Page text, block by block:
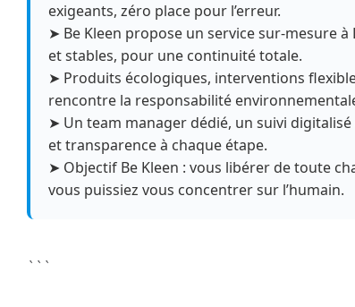
exigeants, zéro place pour l’erreur.
➤ Be Kleen propose un service sur-mesure
et stables, pour une continuité totale.
➤ Produits écologiques, interventions
rencontre la responsabilité
➤ Un team manager dédié, un suivi
et transparence à chaque étape.
➤ Objectif Be Kleen : vous libérer de toute
vous puissiez vous concentrer sur l’humain.
```